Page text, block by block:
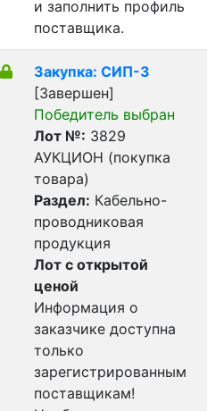
и заполнить профиль
поставщика.
Закупка: СИП-3
[Завершен]
Победитель выбран
Лот №: 3829
АУКЦИОН (покупка
товара)
Раздел: Кабельно-
проводниковая
продукция
Лот с открытой
ценой
Информация о
заказчике доступна
только
зарегистрированным
поставщикам!